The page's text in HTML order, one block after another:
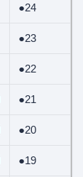
●24
●23
●22
●21
●20
●19